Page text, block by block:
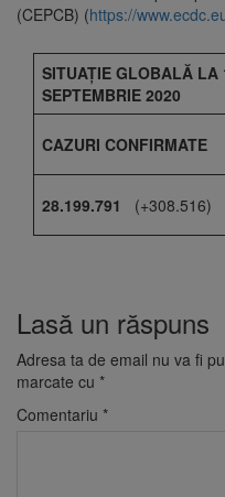
(CEPCB) (https://
SITUAȚIE GLOBALĂ LA
SEPTEMBRIE 2020
CAZURI CONFIRMATE
28.199.791 (+308.516)
Lasă un răspuns
Adresa ta de email nu va fi
marcate cu *
Comentariu *